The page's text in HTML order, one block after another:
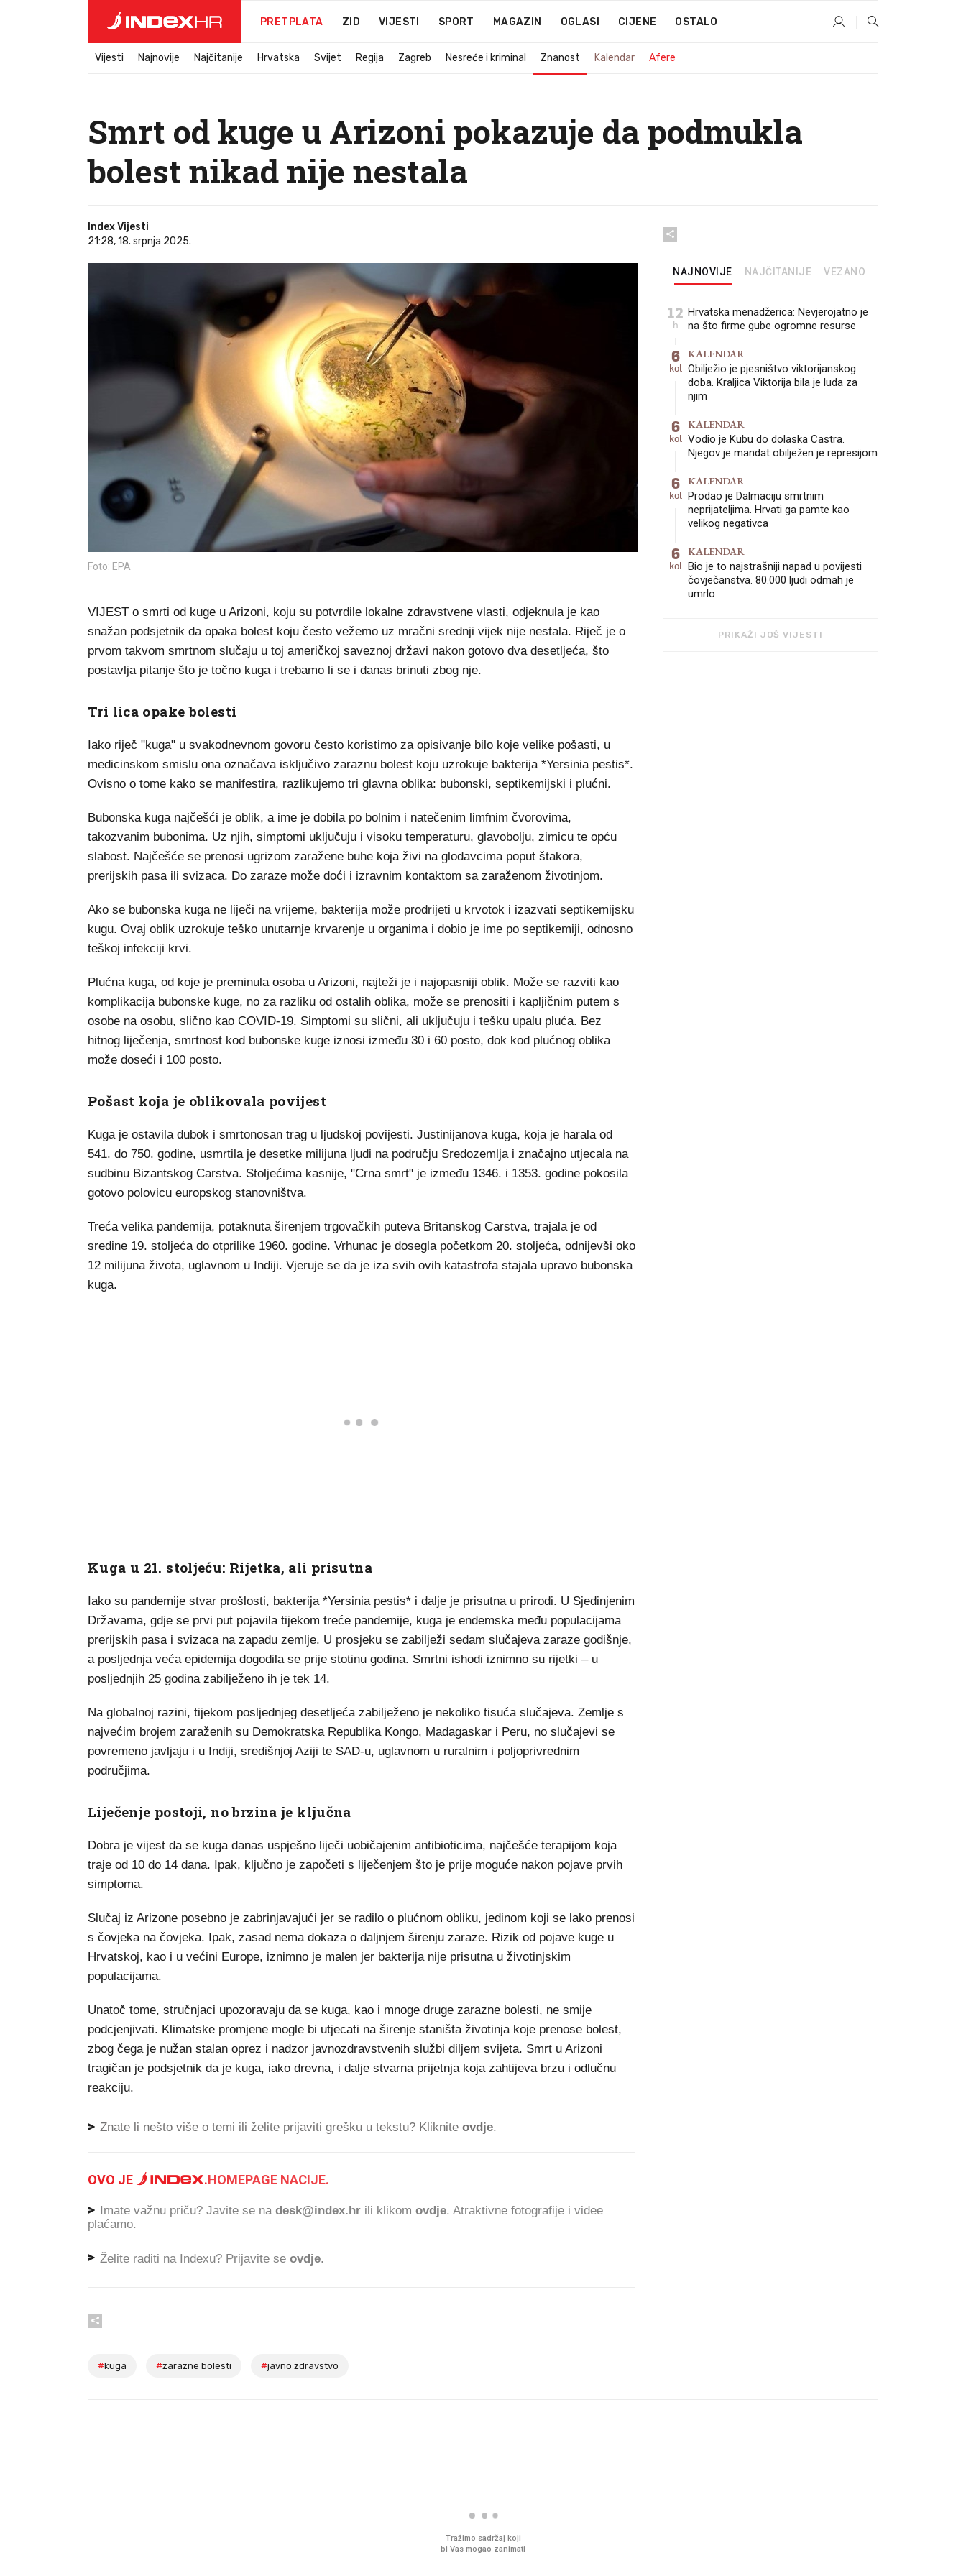
PRETPLATA ZID VIJESTI SPORT MAGAZIN OGLASI CIJENE OSTALO
Vijesti Najnovije Najčitanije Hrvatska Svijet Regija Zagreb Nesreće i kriminal Znanost Kalendar Afere
Smrt od kuge u Arizoni pokazuje da podmukla
bolest nikad nije nestala
Index Vijesti
21:28, 18. srpnja 2025.
Foto: EPA
VIJEST o smrti od kuge u Arizoni, koju su potvrdile lokalne zdravstvene vlasti, odjeknula je kao
snažan podsjetnik da opaka bolest koju često vežemo uz mračni srednji vijek nije nestala. Riječ je o
prvom takvom smrtnom slučaju u toj američkoj saveznoj državi nakon gotovo dva desetljeća, što
postavlja pitanje što je točno kuga i trebamo li se i danas brinuti zbog nje.
Tri lica opake bolesti
Iako riječ "kuga" u svakodnevnom govoru često koristimo za opisivanje bilo koje velike pošasti, u
medicinskom smislu ona označava isključivo zaraznu bolest koju uzrokuje bakterija *Yersinia pestis*.
Ovisno o tome kako se manifestira, razlikujemo tri glavna oblika: bubonski, septikemijski i plućni.
Bubonska kuga najčešći je oblik, a ime je dobila po bolnim i natečenim limfnim čvorovima,
takozvanim bubonima. Uz njih, simptomi uključuju i visoku temperaturu, glavobolju, zimicu te opću
slabost. Najčešće se prenosi ugrizom zaražene buhe koja živi na glodavcima poput štakora,
prerijskih pasa ili svizaca. Do zaraze može doći i izravnim kontaktom sa zaraženom životinjom.
Ako se bubonska kuga ne liječi na vrijeme, bakterija može prodrijeti u krvotok i izazvati septikemijsku
kugu. Ovaj oblik uzrokuje teško unutarnje krvarenje u organima i dobio je ime po septikemiji, odnosno
teškoj infekciji krvi.
Plućna kuga, od koje je preminula osoba u Arizoni, najteži je i najopasniji oblik. Može se razviti kao
komplikacija bubonske kuge, no za razliku od ostalih oblika, može se prenositi i kapljičnim putem s
osobe na osobu, slično kao COVID-19. Simptomi su slični, ali uključuju i tešku upalu pluća. Bez
hitnog liječenja, smrtnost kod bubonske kuge iznosi između 30 i 60 posto, dok kod plućnog oblika
može doseći i 100 posto.
Pošast koja je oblikovala povijest
Kuga je ostavila dubok i smrtonosan trag u ljudskoj povijesti. Justinijanova kuga, koja je harala od
541. do 750. godine, usmrtila je desetke milijuna ljudi na području Sredozemlja i značajno utjecala na
sudbinu Bizantskog Carstva. Stoljećima kasnije, "Crna smrt" je između 1346. i 1353. godine pokosila
gotovo polovicu europskog stanovništva.
Treća velika pandemija, potaknuta širenjem trgovačkih puteva Britanskog Carstva, trajala je od
sredine 19. stoljeća do otprilike 1960. godine. Vrhunac je dosegla početkom 20. stoljeća, odnijevši oko
12 milijuna života, uglavnom u Indiji. Vjeruje se da je iza svih ovih katastrofa stajala upravo bubonska
kuga.
Kuga u 21. stoljeću: Rijetka, ali prisutna
Iako su pandemije stvar prošlosti, bakterija *Yersinia pestis* i dalje je prisutna u prirodi. U Sjedinjenim
Državama, gdje se prvi put pojavila tijekom treće pandemije, kuga je endemska među populacijama
prerijskih pasa i svizaca na zapadu zemlje. U prosjeku se zabilježi sedam slučajeva zaraze godišnje,
a posljednja veća epidemija dogodila se prije stotinu godina. Smrtni ishodi iznimno su rijetki – u
posljednjih 25 godina zabilježeno ih je tek 14.
Na globalnoj razini, tijekom posljednjeg desetljeća zabilježeno je nekoliko tisuća slučajeva. Zemlje s
najvećim brojem zaraženih su Demokratska Republika Kongo, Madagaskar i Peru, no slučajevi se
povremeno javljaju i u Indiji, središnjoj Aziji te SAD-u, uglavnom u ruralnim i poljoprivrednim
područjima.
Liječenje postoji, no brzina je ključna
Dobra je vijest da se kuga danas uspješno liječi uobičajenim antibioticima, najčešće terapijom koja
traje od 10 do 14 dana. Ipak, ključno je započeti s liječenjem što je prije moguće nakon pojave prvih
simptoma.
Slučaj iz Arizone posebno je zabrinjavajući jer se radilo o plućnom obliku, jedinom koji se lako prenosi
s čovjeka na čovjeka. Ipak, zasad nema dokaza o daljnjem širenju zaraze. Rizik od pojave kuge u
Hrvatskoj, kao i u većini Europe, iznimno je malen jer bakterija nije prisutna u životinjskim
populacijama.
Unatoč tome, stručnjaci upozoravaju da se kuga, kao i mnoge druge zarazne bolesti, ne smije
podcjenjivati. Klimatske promjene mogle bi utjecati na širenje staništa životinja koje prenose bolest,
zbog čega je nužan stalan oprez i nadzor javnozdravstvenih službi diljem svijeta. Smrt u Arizoni
tragičan je podsjetnik da je kuga, iako drevna, i dalje stvarna prijetnja koja zahtijeva brzu i odlučnu
reakciju.
Znate li nešto više o temi ili želite prijaviti grešku u tekstu? Kliknite ovdje.
OVO JE .HOMEPAGE NACIJE.
Imate važnu priču? Javite se na desk@index.hr ili klikom ovdje. Atraktivne fotografije i videe
plaćamo.
Želite raditi na Indexu? Prijavite se ovdje.
#kuga #zarazne bolesti #javno zdravstvo
NAJNOVIJE NAJČITANIJE VEZANO
12
h
Hrvatska menadžerica: Nevjerojatno je
na što firme gube ogromne resurse
6
kol
KALENDAR
Obilježio je pjesništvo viktorijanskog
doba. Kraljica Viktorija bila je luda za
njim
6
kol
KALENDAR
Vodio je Kubu do dolaska Castra.
Njegov je mandat obilježen je represijom
6
kol
KALENDAR
Prodao je Dalmaciju smrtnim
neprijateljima. Hrvati ga pamte kao
velikog negativca
6
kol
KALENDAR
Bio je to najstrašniji napad u povijesti
čovječanstva. 80.000 ljudi odmah je
umrlo
PRIKAŽI JOŠ VIJESTI
Tražimo sadržaj koji
bi Vas mogao zanimati